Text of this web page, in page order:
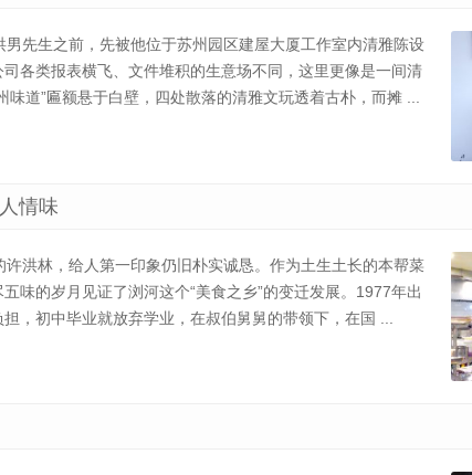
先生之前，先被他位于苏州园区建屋大厦工作室内清雅陈设
各类报表横飞、文件堆积的生意场不同，这里更像是一间清
味道”匾额悬于白壁，四处散落的清雅文玩透着古朴，而摊 ...
情味
洪林，给人第一印象仍旧朴实诚恳。作为土生土长的本帮菜
味的岁月见证了浏河这个“美食之乡”的变迁发展。1977年出
，初中毕业就放弃学业，在叔伯舅舅的带领下，在国 ...